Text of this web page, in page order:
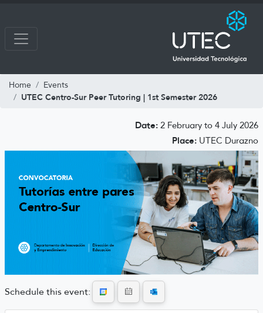
Home Events
UTEC Centro-Sur Peer Tutoring | 1st Semester 2026
Date: 2 February to 4 July 2026
Place: UTEC Durazno
Schedule this event: